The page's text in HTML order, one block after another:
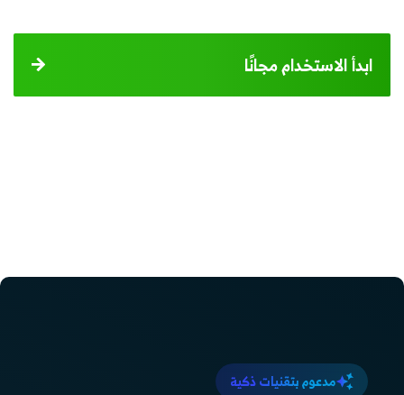
ابدأ الاستخدام مجانًا
مدعوم بتقنيات ذكية